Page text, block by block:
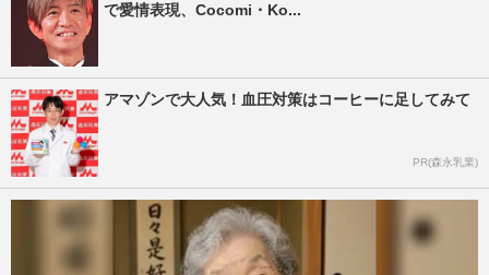
で愛情表現、Cocomi・Ko...
アマゾンで大人気！血圧対策はコーヒーに足してみて
PR(森永乳業)